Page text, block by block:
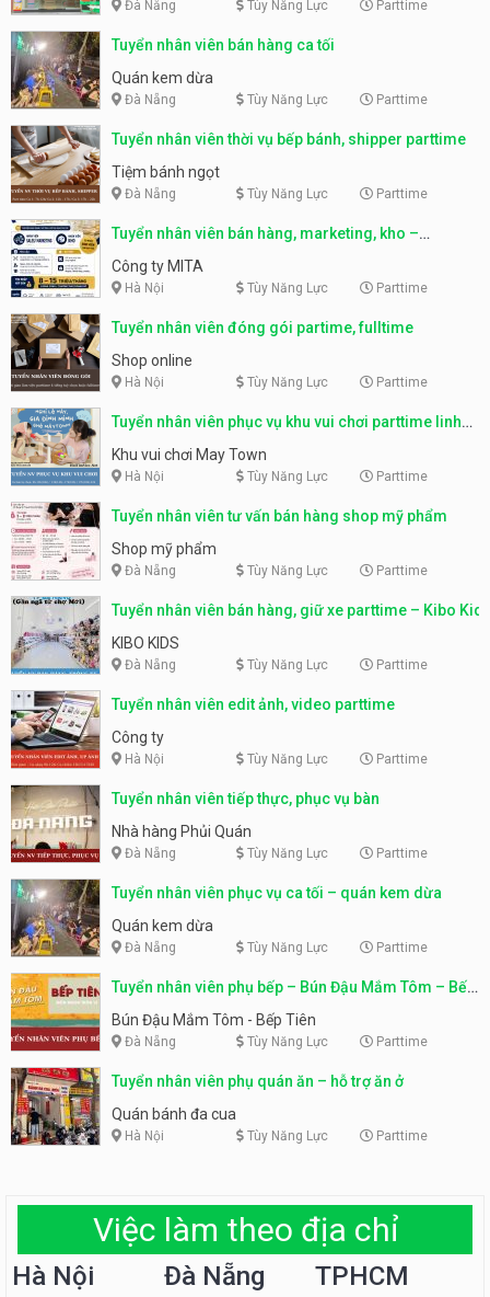
Đà Nẵng Tùy Năng Lực Parttime
Tuyển nhân viên bán hàng ca tối
Quán kem dừa
Đà Nẵng Tùy Năng Lực Parttime
Tuyển nhân viên thời vụ bếp bánh, shipper parttime
Tiệm bánh ngọt
Đà Nẵng Tùy Năng Lực Parttime
Tuyển nhân viên bán hàng, marketing, kho –
parttime, fulltime
Công ty MITA
Hà Nội Tùy Năng Lực Parttime
Tuyển nhân viên đóng gói partime, fulltime
Shop online
Hà Nội Tùy Năng Lực Parttime
Tuyển nhân viên phục vụ khu vui chơi parttime linh
động
Khu vui chơi May Town
Hà Nội Tùy Năng Lực Parttime
Tuyển nhân viên tư vấn bán hàng shop mỹ phẩm
Shop mỹ phẩm
Đà Nẵng Tùy Năng Lực Parttime
Tuyển nhân viên bán hàng, giữ xe parttime – Kibo Kid
KIBO KIDS
Đà Nẵng Tùy Năng Lực Parttime
Tuyển nhân viên edit ảnh, video parttime
Công ty
Hà Nội Tùy Năng Lực Parttime
Tuyển nhân viên tiếp thực, phục vụ bàn
Nhà hàng Phủi Quán
Đà Nẵng Tùy Năng Lực Parttime
Tuyển nhân viên phục vụ ca tối – quán kem dừa
Quán kem dừa
Đà Nẵng Tùy Năng Lực Parttime
Tuyển nhân viên phụ bếp – Bún Đậu Mắm Tôm – Bếp
Tiên
Bún Đậu Mắm Tôm - Bếp Tiên
Đà Nẵng Tùy Năng Lực Parttime
Tuyển nhân viên phụ quán ăn – hỗ trợ ăn ở
Quán bánh đa cua
Hà Nội Tùy Năng Lực Parttime
Việc làm theo địa chỉ
Hà Nội Đà Nẵng TPHCM